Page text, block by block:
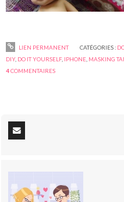
LIEN PERMANENT CATÉGORIES :
DIY, DO IT YOURSELF, IPHONE MASKING
4COMMENTAIRES